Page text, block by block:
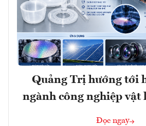
Quảng Trị hướng tới
ngành công nghiệp vật
Đọc ngay